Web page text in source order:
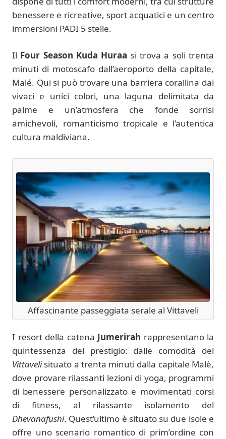
benessere e ricreative, sport acquatici e un centro
immersioni PADI 5 stelle.
Il Four Season Kuda Huraa si trova a soli trenta
minuti di motoscafo dall’aeroporto della capitale,
Malé. Qui si può trovare una barriera corallina dai
vivaci e unici colori, una laguna delimitata da
palme e un’atmosfera che fonde sorrisi
amichevoli, romanticismo tropicale e l’autentica
cultura maldiviana.
Affascinante passeggiata serale al Vittaveli
I resort della catena Jumerirah rappresentano la
quintessenza del prestigio: dalle comodità del
Vittavelisituato a trenta minuti dalla capitale Malè,
dove provare rilassanti lezioni di yoga, programmi
di benessere personalizzato e movimentati corsi
di fitness, al rilassante isolamento del
Dhevanafushi. Quest’ultimo è situato su due isole e
offre uno scenario romantico di prim’ordine con